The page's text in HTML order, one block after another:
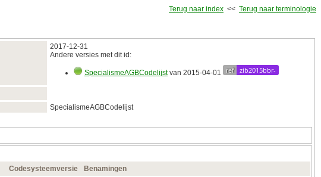
Terug naar index << Terug naar terminologie
2017‑12‑31
Andere versies met dit id:
SpecialismeAGBCodelijstvan 2015‑04‑01 ref zib2015bbr-
SpecialismeAGBCodelijst
Codesysteemversie
Benamingen